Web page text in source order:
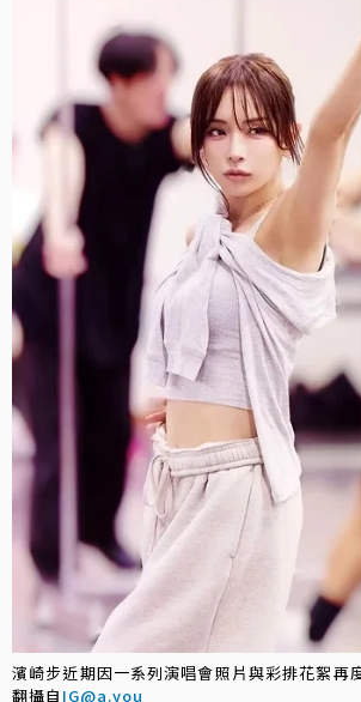
濱崎步近期因一系列演唱會照片與彩排花絮再
翻攝自 IG@a.you